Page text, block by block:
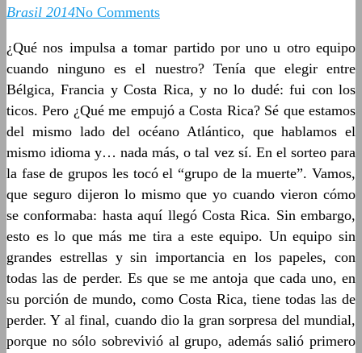
Brasil 2014No Comments
¿Qué nos impulsa a tomar partido por uno u otro equipo
cuando ninguno es el nuestro? Tenía que elegir entre
Bélgica, Francia y Costa Rica, y no lo dudé: fui con los
ticos. Pero ¿Qué me empujó a Costa Rica? Sé que estamos
del mismo lado del océano Atlántico, que hablamos el
mismo idioma y… nada más, o tal vez sí. En el sorteo para
la fase de grupos les tocó el “grupo de la muerte”. Vamos,
que seguro dijeron lo mismo que yo cuando vieron cómo
se conformaba: hasta aquí llegó Costa Rica. Sin embargo,
esto es lo que más me tira a este equipo. Un equipo sin
grandes estrellas y sin importancia en los papeles, con
todas las de perder. Es que se me antoja que cada uno, en
su porción de mundo, como Costa Rica, tiene todas las de
perder. Y al final, cuando dio la gran sorpresa del mundial,
porque no sólo sobrevivió al grupo, además salió primero